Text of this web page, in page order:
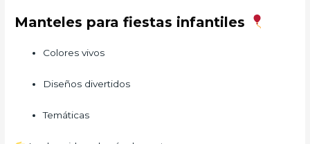
Manteles para fiestas infantiles
Colores vivos
Diseños divertidos
Temáticas